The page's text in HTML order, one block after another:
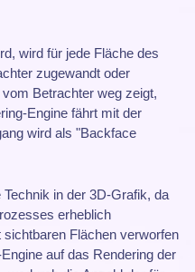
wird für jede Fläche des
zugewandt oder
Betrachter weg zeigt,
Engine fährt mit der
wird als "Backface
in der 3D-Grafik, da
erheblich
Flächen verworfen
auf das Rendering der